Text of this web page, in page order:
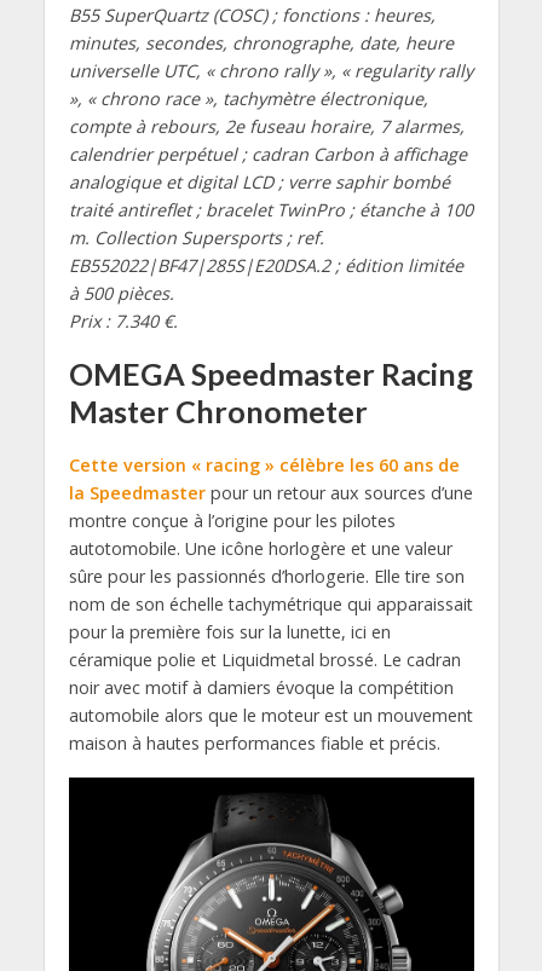
B55 SuperQuartz (COSC) ; fonctions : heures,
minutes, secondes, chronographe, date, heure
universelle UTC, « chrono rally », « regularity rally
», « chrono race », tachymètre électronique,
compte à rebours, 2e fuseau horaire, 7 alarmes,
calendrier perpétuel ; cadran Carbon à affichage
analogique et digital LCD ; verre saphir bombé
traité antireflet ; bracelet TwinPro ; étanche à 100
m. Collection Supersports ; ref.
EB552022|BF47|285S|E20DSA.2 ; édition limitée
à 500 pièces.
Prix : 7.340 €.
OMEGA Speedmaster Racing
Master Chronometer
Cette version « racing » célèbre les 60 ans de
la Speedmasterpour un retour aux sources d’une
montre conçue à l’origine pour les pilotes
autotomobile. Une icône horlogère et une valeur
sûre pour les passionnés d’horlogerie. Elle tire son
nom de son échelle tachymétrique qui apparaissait
pour la première fois sur la lunette, ici en
céramique polie et Liquidmetal brossé. Le cadran
noir avec motif à damiers évoque la compétition
automobile alors que le moteur est un mouvement
maison à hautes performances fiable et précis.